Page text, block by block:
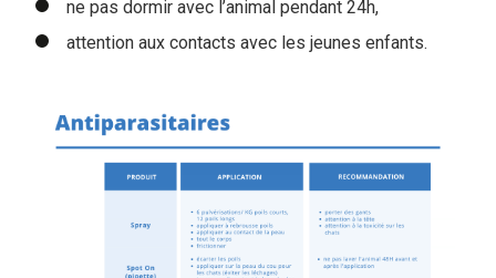
ne pas dormir avec l’animal pendant 24h,
attention aux contacts avec les jeunes enfants.